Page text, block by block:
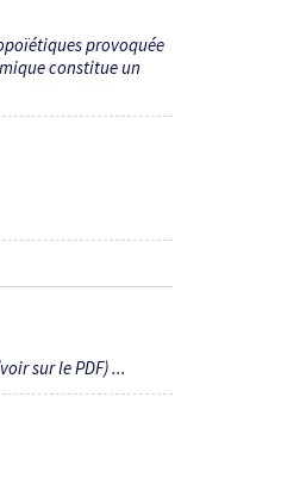
provoquée
constitue un
sur le PDF) ...